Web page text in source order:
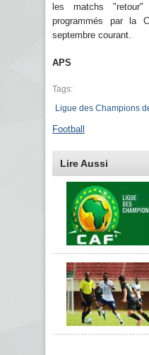
les matchs
programmés par la
septembre courant.
APS
Tags:
Ligue des Champions
Football
Lire Aussi